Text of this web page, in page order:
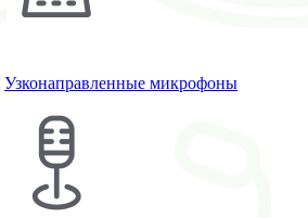
Узконаправленные микрофоны